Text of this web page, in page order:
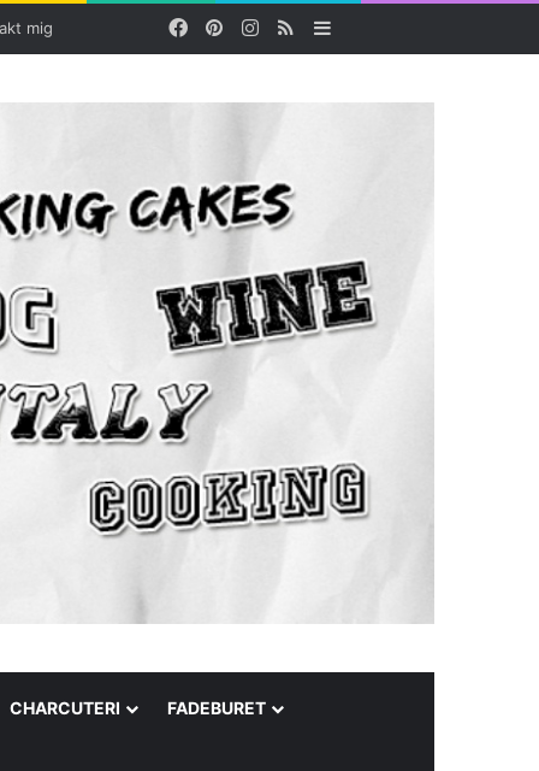
mig Facebook
PinterestInstagram
RSSSidebar
CHARCUTERI FADEBURET